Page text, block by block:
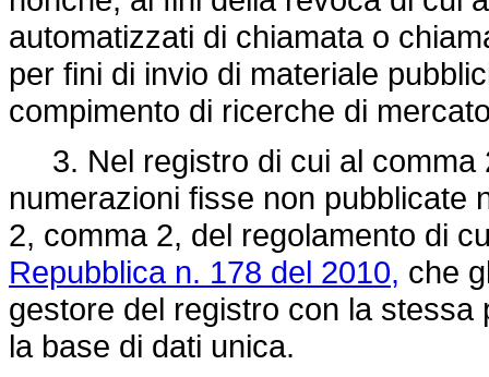
automatizzati di chiamata o
per fini di invio di materiale
compimento di ricerche di
3. Nel registro di cui al comma
numerazioni fisse non pubblicate
2, comma 2, del regolamento di
Repubblica n. 178 del 2010, che
gestore del registro con la
la base di dati unica.